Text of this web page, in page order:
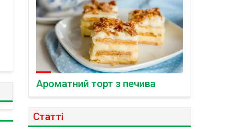
Ароматний торт з печива
Статті